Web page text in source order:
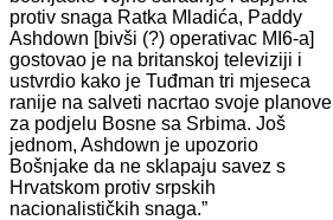
protiv snaga Ratka Mladića, Paddy
Ashdown [bivši (?) operativac MI6-a]
gostovao je na britanskoj televiziji i
ustvrdio kako je Tuđman tri mjeseca
ranije na salveti nacrtao svoje planove
za podjelu Bosne sa Srbima. Još
jednom, Ashdown je upozorio
Bošnjake da ne sklapaju savez s
Hrvatskom protiv srpskih
nacionalističkih snaga.”